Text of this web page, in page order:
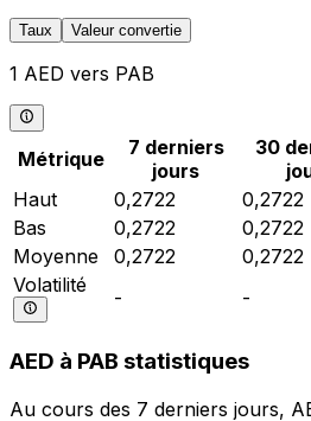
Taux Valeur convertie
1 AED vers PAB
Métrique
7 derniers
jours
30
Haut
0,2722 0,2722
Bas
0,2722 0,2722
Moyenne
0,2722 0,2722
Volatilité
- -
AED à PAB statistiques
Au cours des 7 derniers jours,